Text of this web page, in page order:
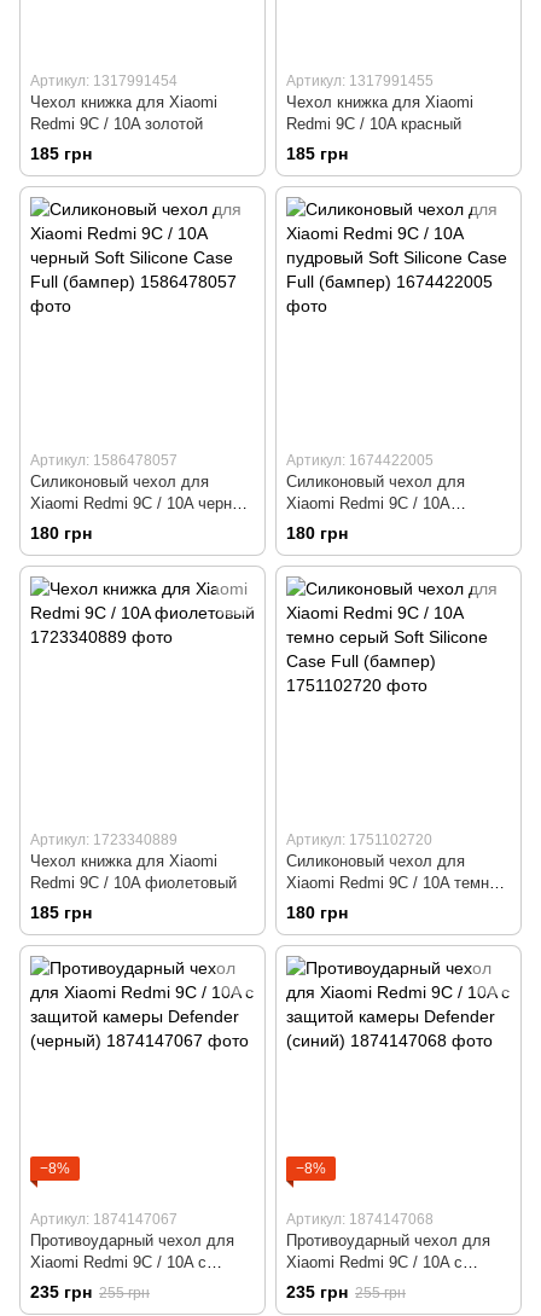
Артикул: 1317991454
Чехол книжка для Xiaomi
Redmi 9C / 10A золотой
185 грн
Артикул: 1317991455
Чехол книжка для Xiaomi
Redmi 9C / 10A красный
185 грн
Артикул: 1586478057
Силиконовый чехол для
Xiaomi Redmi 9C / 10A черный
Soft Silicone Case Full
(бампер)
180 грн
Артикул: 1674422005
Силиконовый чехол для
Xiaomi Redmi 9C / 10A
пудровый Soft Silicone Case
Full (бампер)
180 грн
Артикул: 1723340889
Чехол книжка для Xiaomi
Redmi 9C / 10A фиолетовый
185 грн
Артикул: 1751102720
Силиконовый чехол для
Xiaomi Redmi 9C / 10A темно
серый Soft Silicone Case Full
(бампер)
180 грн
−8%
Артикул: 1874147067
Противоударный чехол для
Xiaomi Redmi 9C / 10A с
защитой камеры Defender
(черный)
235 грн 255 грн
−8%
Артикул: 1874147068
Противоударный чехол для
Xiaomi Redmi 9C / 10A с
защитой камеры Defender
(синий)
235 грн 255 грн